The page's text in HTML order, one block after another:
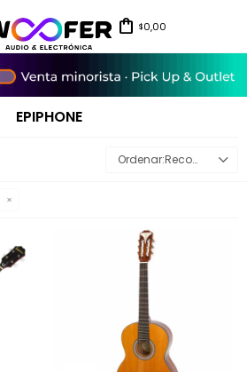
$0,00
EPIPHONE
Recomendados